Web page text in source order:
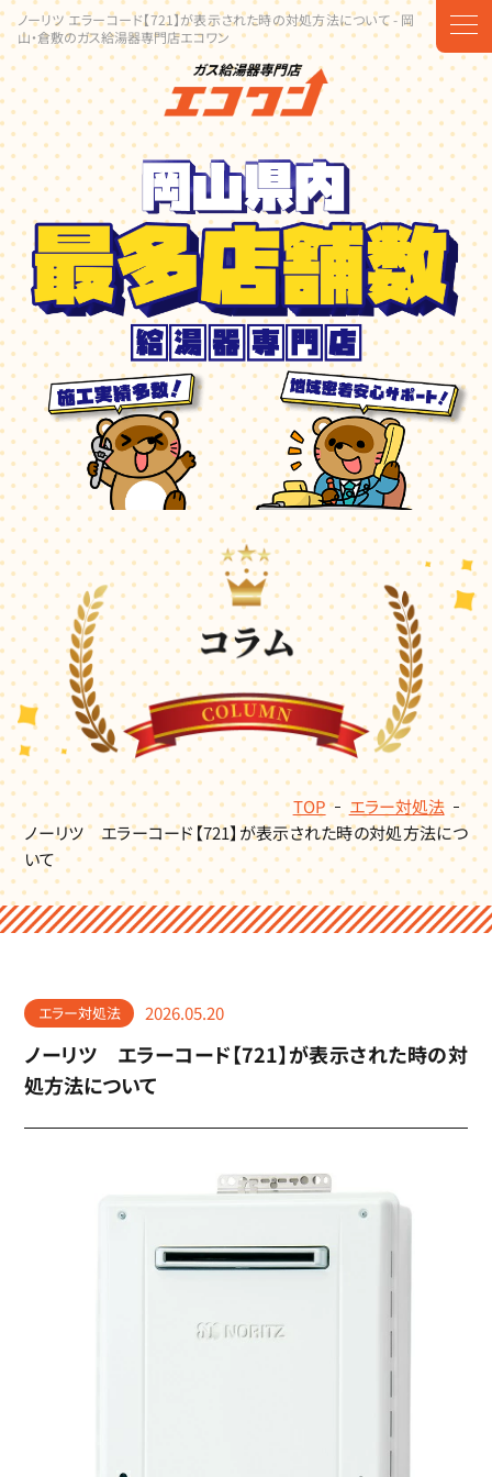
ノーリツ エラーコード【721】が表示された時の対処方法について - 岡
山・倉敷のガス給湯器専門店エコワン
t
o
l
e
n
a
g
a
t
i
o
TOP
エラー対処法
ノーリツ エラーコード【721】が表示された時の対処方法につ
いて
エラー対処法 2026.05.20
ノーリツ エラーコード【721】が表示された時の対
処方法について